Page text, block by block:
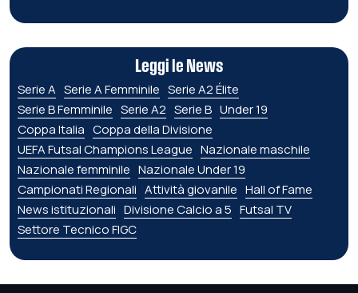
Leggi le News
Serie A Serie A Femminile Serie A2 Élite
Serie B Femminile Serie A2 Serie B Under 19
Coppa Italia Coppa della Divisione
UEFA Futsal Champions League Nazionale maschile
Nazionale femminile Nazionale Under 19
Campionati Regionali Attività giovanile Hall of Fame
News istituzionali Divisione Calcio a 5 Futsal TV
Settore Tecnico FIGC